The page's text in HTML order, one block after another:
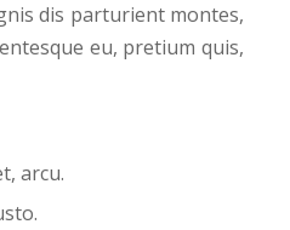
dis parturient montes,
eu, pretium quis,
arcu.